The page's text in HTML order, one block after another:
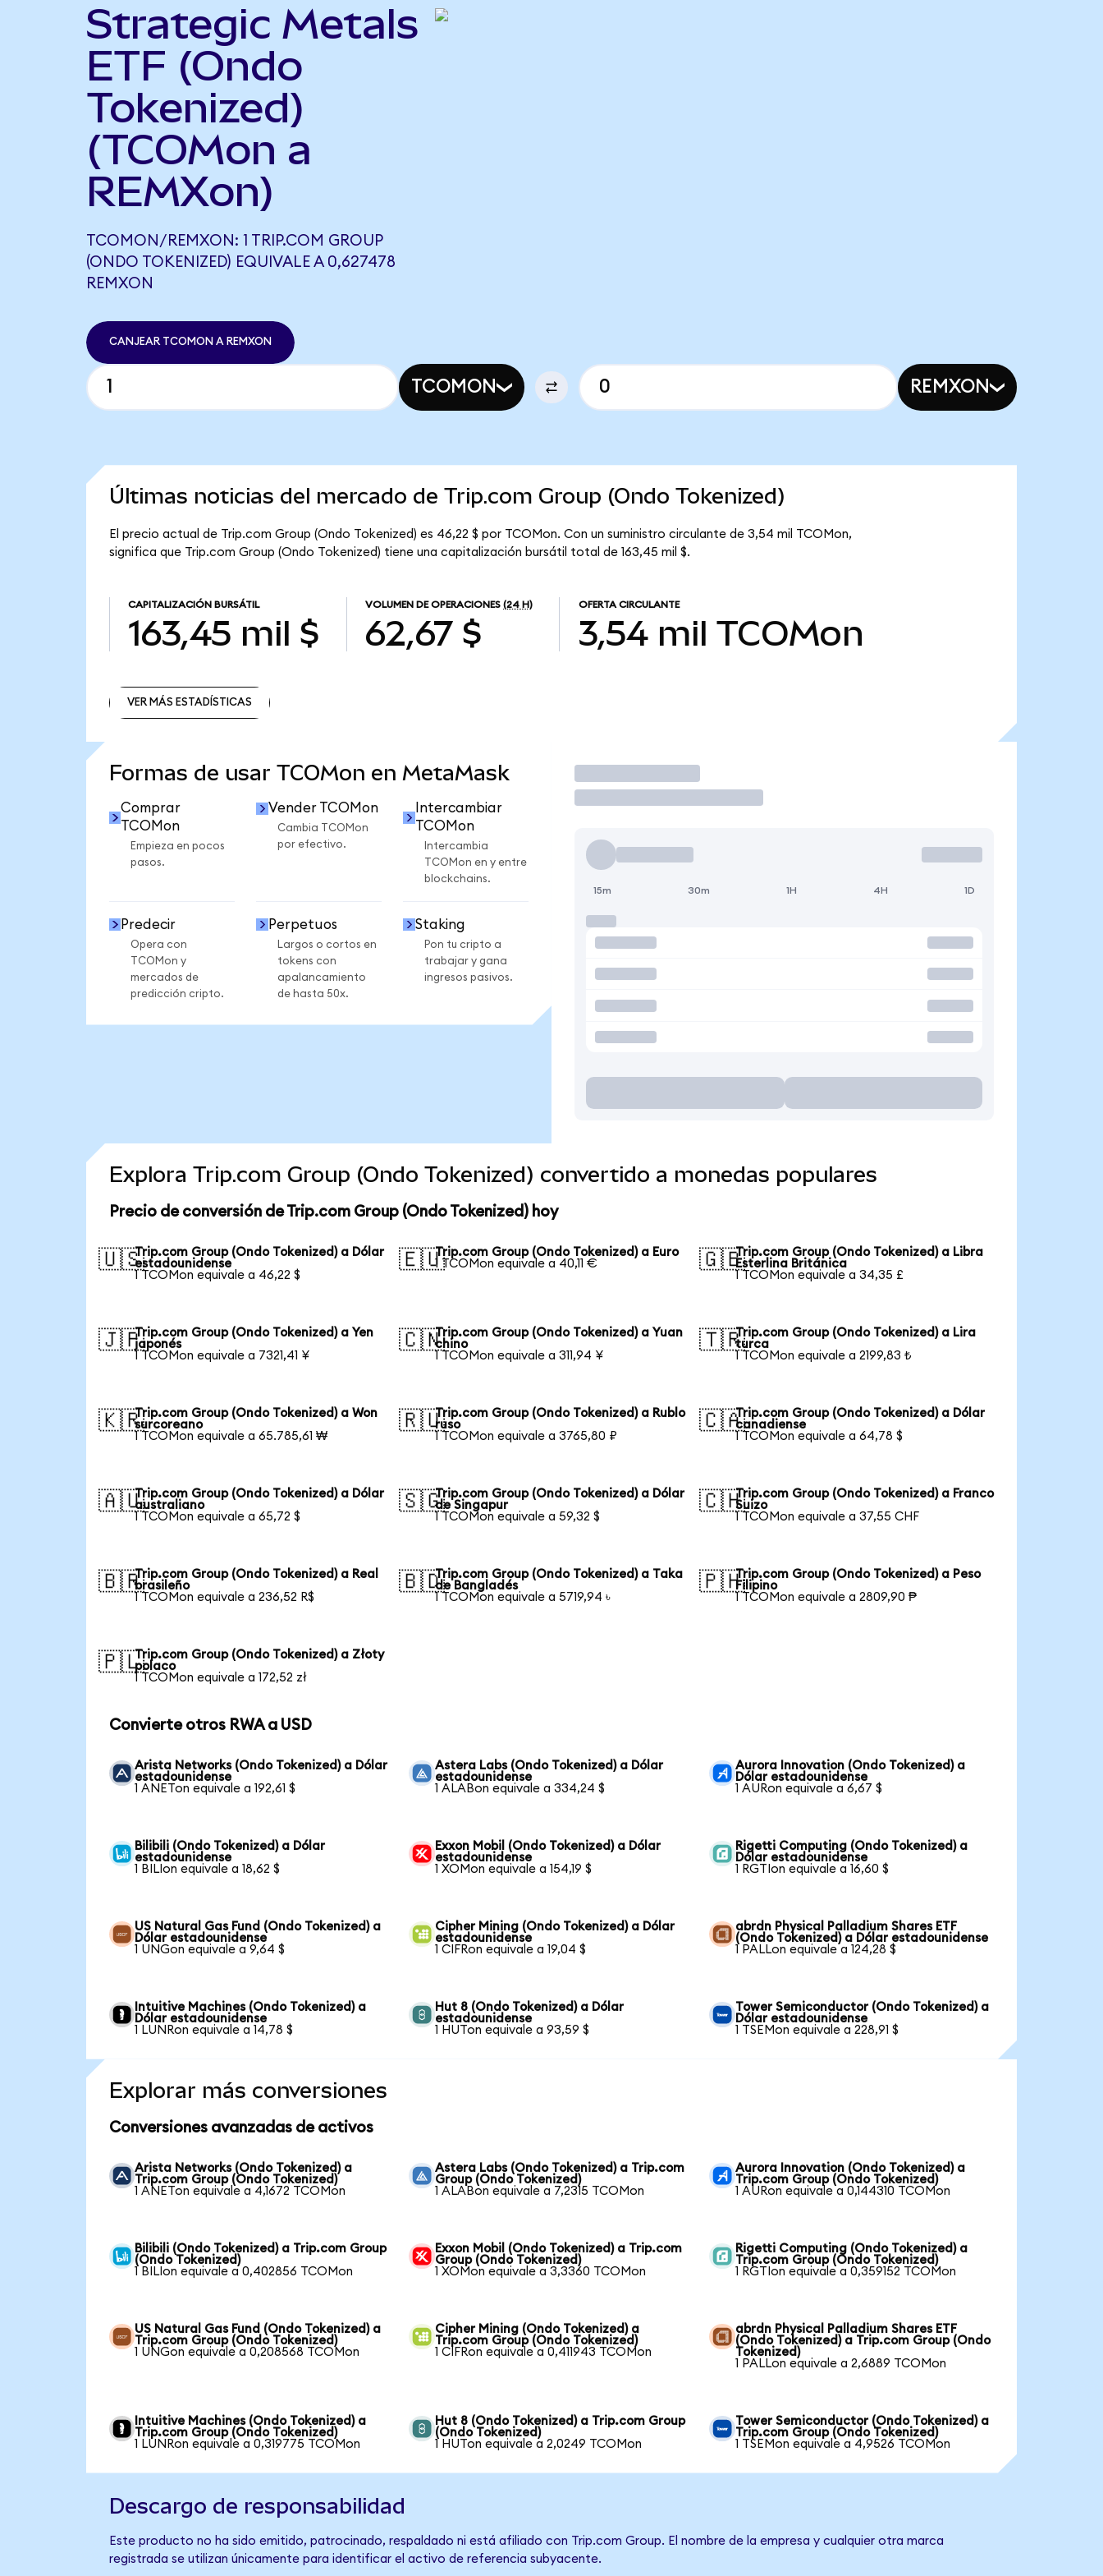
Strategic Metals
ETF (Ondo
Tokenized)
(TCOMon a
REMXon)
TCOMON/REMXON: 1 TRIP.COM GROUP
(ONDO TOKENIZED) EQUIVALE A 0,627478
REMXON
CANJEAR TCOMON A REMXON
TCOMON REMXON
Últimas noticias del mercado de Trip.com Group (Ondo Tokenized)
El precio actual de Trip.com Group (Ondo Tokenized) es 46,22 $ por TCOMon. Con un suministro circulante de 3,54 mil TCOMon,
significa que Trip.com Group (Ondo Tokenized) tiene una capitalización bursátil total de 163,45 mil $.
CAPITALIZACIÓN BURSÁTIL
163,45 mil $
VOLUMEN DE OPERACIONES (24 H)
62,67 $
OFERTA CIRCULANTE
3,54 mil TCOMon
VER MÁS ESTADÍSTICAS
Formas de usar TCOMon en MetaMask
Comprar
TCOMon
Empieza en pocos
pasos.
Vender TCOMon
Cambia TCOMon
por efectivo.
Intercambiar
TCOMon
Intercambia
TCOMon en y entre
blockchains.
Predecir
Opera con
TCOMon y
mercados de
predicción cripto.
Perpetuos
Largos o cortos en
tokens con
apalancamiento
de hasta 50x.
Staking
Pon tu cripto a
trabajar y gana
ingresos pasivos.
Operar
15m 30m 1H 4H 1D
Explora Trip.com Group (Ondo Tokenized) convertido a monedas populares
Precio de conversión de Trip.com Group (Ondo Tokenized) hoy
🇺🇸Trip.com Group (Ondo Tokenized) a Dólar
estadounidense
1 TCOMon equivale a 46,22 $
🇪🇺Trip.com Group (Ondo Tokenized) a Euro
1 TCOMon equivale a 40,11 €
🇬🇧Trip.com Group (Ondo Tokenized) a Libra
Esterlina Británica
1 TCOMon equivale a 34,35 £
🇯🇵Trip.com Group (Ondo Tokenized) a Yen
japonés
1 TCOMon equivale a 7321,41 ¥
🇨🇳Trip.com Group (Ondo Tokenized) a Yuan
chino
1 TCOMon equivale a 311,94 ¥
🇹🇷Trip.com Group (Ondo Tokenized) a Lira
turca
1 TCOMon equivale a 2199,83 ₺
🇰🇷Trip.com Group (Ondo Tokenized) a Won
surcoreano
1 TCOMon equivale a 65.785,61 ₩
🇷🇺Trip.com Group (Ondo Tokenized) a Rublo
ruso
1 TCOMon equivale a 3765,80 ₽
🇨🇦Trip.com Group (Ondo Tokenized) a Dólar
canadiense
1 TCOMon equivale a 64,78 $
🇦🇺Trip.com Group (Ondo Tokenized) a Dólar
australiano
1 TCOMon equivale a 65,72 $
🇸🇬Trip.com Group (Ondo Tokenized) a Dólar
de Singapur
1 TCOMon equivale a 59,32 $
🇨🇭Trip.com Group (Ondo Tokenized) a Franco
Suizo
1 TCOMon equivale a 37,55 CHF
🇧🇷Trip.com Group (Ondo Tokenized) a Real
brasileño
1 TCOMon equivale a 236,52 R$
🇧🇩Trip.com Group (Ondo Tokenized) a Taka
de Bangladés
1 TCOMon equivale a 5719,94 ৳
🇵🇭Trip.com Group (Ondo Tokenized) a Peso
Filipino
1 TCOMon equivale a 2809,90 ₱
🇵🇱Trip.com Group (Ondo Tokenized) a Złoty
polaco
1 TCOMon equivale a 172,52 zł
Convierte otros RWA a USD
Arista Networks (Ondo Tokenized) a Dólar
estadounidense
1 ANETon equivale a 192,61 $
Astera Labs (Ondo Tokenized) a Dólar
estadounidense
1 ALABon equivale a 334,24 $
Aurora Innovation (Ondo Tokenized) a
Dólar estadounidense
1 AURon equivale a 6,67 $
Bilibili (Ondo Tokenized) a Dólar
estadounidense
1 BILIon equivale a 18,62 $
Exxon Mobil (Ondo Tokenized) a Dólar
estadounidense
1 XOMon equivale a 154,19 $
Rigetti Computing (Ondo Tokenized) a
Dólar estadounidense
1 RGTIon equivale a 16,60 $
US Natural Gas Fund (Ondo Tokenized) a
Dólar estadounidense
1 UNGon equivale a 9,64 $
Cipher Mining (Ondo Tokenized) a Dólar
estadounidense
1 CIFRon equivale a 19,04 $
abrdn Physical Palladium Shares ETF
(Ondo Tokenized) a Dólar estadounidense
1 PALLon equivale a 124,28 $
Intuitive Machines (Ondo Tokenized) a
Dólar estadounidense
1 LUNRon equivale a 14,78 $
Hut 8 (Ondo Tokenized) a Dólar
estadounidense
1 HUTon equivale a 93,59 $
Tower Semiconductor (Ondo Tokenized) a
Dólar estadounidense
1 TSEMon equivale a 228,91 $
Explorar más conversiones
Conversiones avanzadas de activos
Arista Networks (Ondo Tokenized) a
Trip.com Group (Ondo Tokenized)
1 ANETon equivale a 4,1672 TCOMon
Astera Labs (Ondo Tokenized) a Trip.com
Group (Ondo Tokenized)
1 ALABon equivale a 7,2315 TCOMon
Aurora Innovation (Ondo Tokenized) a
Trip.com Group (Ondo Tokenized)
1 AURon equivale a 0,144310 TCOMon
Bilibili (Ondo Tokenized) a Trip.com Group
(Ondo Tokenized)
1 BILIon equivale a 0,402856 TCOMon
Exxon Mobil (Ondo Tokenized) a Trip.com
Group (Ondo Tokenized)
1 XOMon equivale a 3,3360 TCOMon
Rigetti Computing (Ondo Tokenized) a
Trip.com Group (Ondo Tokenized)
1 RGTIon equivale a 0,359152 TCOMon
US Natural Gas Fund (Ondo Tokenized) a
Trip.com Group (Ondo Tokenized)
1 UNGon equivale a 0,208568 TCOMon
Cipher Mining (Ondo Tokenized) a
Trip.com Group (Ondo Tokenized)
1 CIFRon equivale a 0,411943 TCOMon
abrdn Physical Palladium Shares ETF
(Ondo Tokenized) a Trip.com Group (Ondo
Tokenized)
1 PALLon equivale a 2,6889 TCOMon
Intuitive Machines (Ondo Tokenized) a
Trip.com Group (Ondo Tokenized)
1 LUNRon equivale a 0,319775 TCOMon
Hut 8 (Ondo Tokenized) a Trip.com Group
(Ondo Tokenized)
1 HUTon equivale a 2,0249 TCOMon
Tower Semiconductor (Ondo Tokenized) a
Trip.com Group (Ondo Tokenized)
1 TSEMon equivale a 4,9526 TCOMon
Descargo de responsabilidad
Este producto no ha sido emitido, patrocinado, respaldado ni está afiliado con Trip.com Group. El nombre de la empresa y cualquier otra marca
registrada se utilizan únicamente para identificar el activo de referencia subyacente.